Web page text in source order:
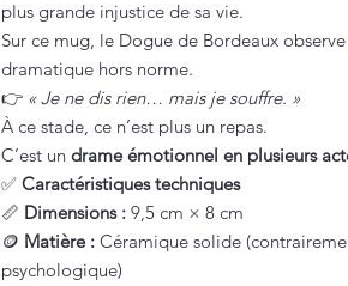
plus grande injustice de sa vie.
Sur ce mug, le Dogue de Bordeaux
dramatique hors norme.
👉 « Je ne dis rien… mais je souffre. »
À ce stade, ce n’est plus un repas.
C’est un drame émotionnel en plusieurs
✅ Caractéristiques techniques
📏 Dimensions : 9,5 cm × 8 cm
🪙 Matière : Céramique solide
psychologique)